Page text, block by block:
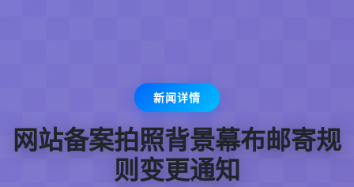
新闻详情
网站备案拍照背景幕布邮寄规
则变更通知